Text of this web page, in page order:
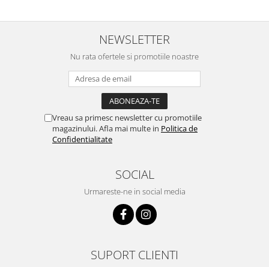
NEWSLETTER
Nu rata ofertele si promotiile noastre
Vreau sa primesc newsletter cu promotiile
magazinului. Afla mai multe in Politica de
Confidentialitate
SOCIAL
Urmareste-ne in social media
SUPORT CLIENTI